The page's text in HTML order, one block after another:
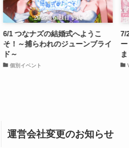
7/20 VTuberオフイベ（アメリ
ー・カノン/天瀬モモ/ケリン/さや
まぐ）
VTuberオフラインイベント
運営会社変更のお知らせ